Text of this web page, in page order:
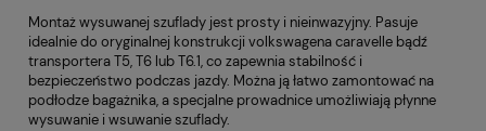
Montaż wysuwanej szuflady jest prosty i nieinwazyjny. Pasuje
idealnie do oryginalnej konstrukcji volkswagena caravelle bądź
transportera T5, T6 lub T6.1, co zapewnia stabilność i
bezpieczeństwo podczas jazdy. Można ją łatwo zamontować na
podłodze bagażnika, a specjalne prowadnice umożliwiają płynne
wysuwanie i wsuwanie szuflady.